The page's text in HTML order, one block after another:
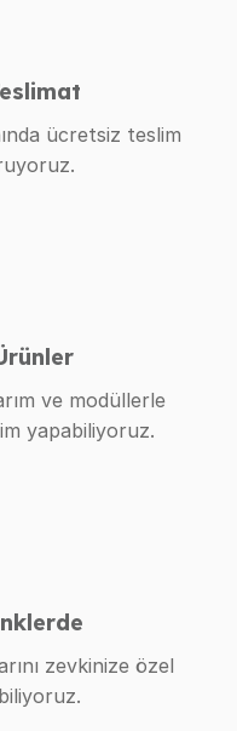
ücretsiz teslim
ve modüllerle
yapabiliyoruz.
zevkinize özel